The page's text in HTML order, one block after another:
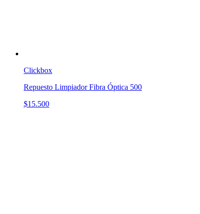
Clickbox
Repuesto Limpiador Fibra Óptica 500
$15.500